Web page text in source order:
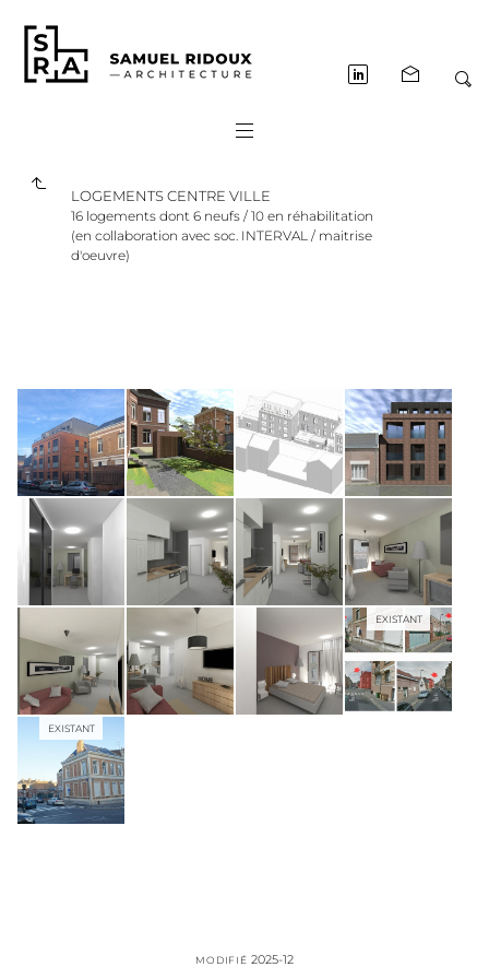
LOGEMENTS CENTRE VILLE
16 logements dont 6 neufs / 10 en réhabilitation
(en collaboration avec soc. INTERVAL / maitrise
d'oeuvre)
EXISTANT
EXISTANT
MODIFIÉ 2025-12